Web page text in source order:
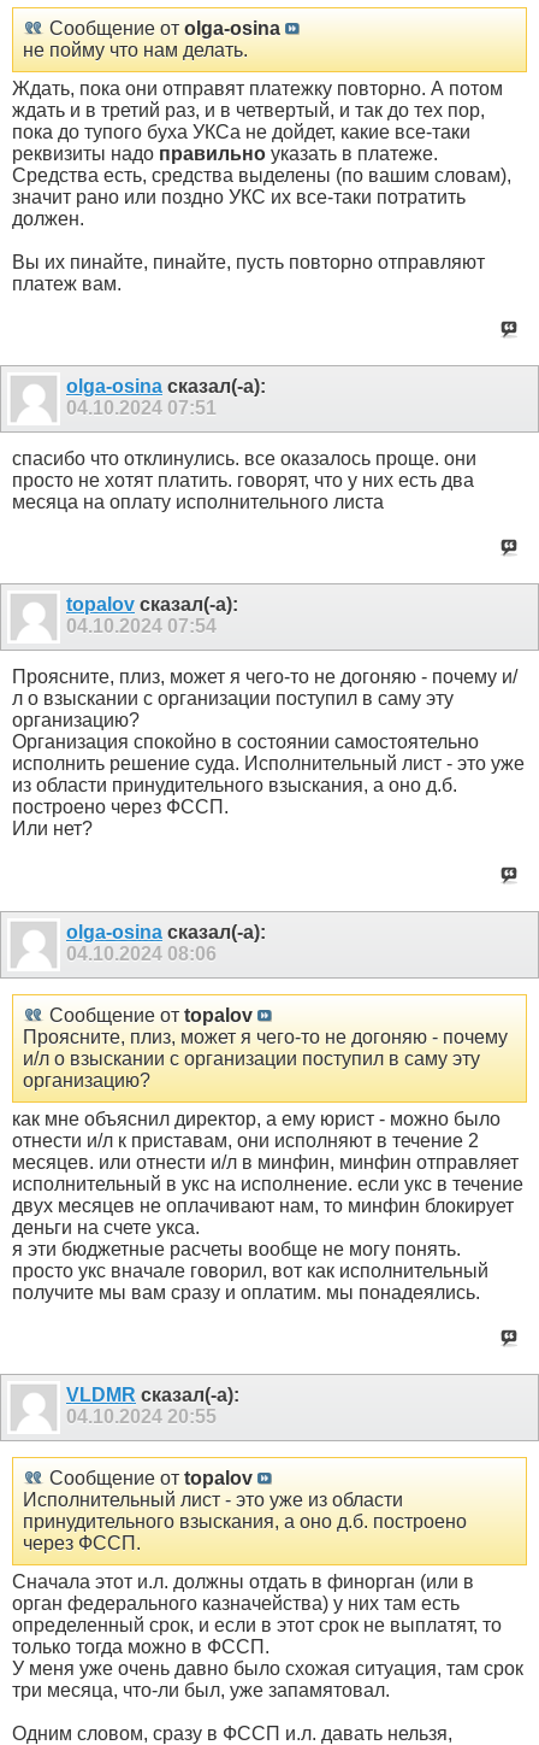
Сообщение от olga-osina
не пойму что нам делать.
Ждать, пока они отправят платежку повторно. А потом
ждать и в третий раз, и в четвертый, и так до тех пор,
пока до тупого буха УКСа не дойдет, какие все-таки
реквизиты надо правильно указать в платеже.
Средства есть, средства выделены (по вашим словам),
значит рано или поздно УКС их все-таки потратить
должен.
Вы их пинайте, пинайте, пусть повторно отправляют
платеж вам.
olga-osina сказал(-а):
04.10.2024 07:51
спасибо что отклинулись. все оказалось проще. они
просто не хотят платить. говорят, что у них есть два
месяца на оплату исполнительного листа
topalov сказал(-а):
04.10.2024 07:54
Проясните, плиз, может я чего-то не догоняю - почему и/
л о взыскании с организации поступил в саму эту
организацию?
Организация спокойно в состоянии самостоятельно
исполнить решение суда. Исполнительный лист - это уже
из области принудительного взыскания, а оно д.б.
построено через ФССП.
Или нет?
olga-osina сказал(-а):
04.10.2024 08:06
Сообщение от topalov
Проясните, плиз, может я чего-то не догоняю - почему
и/л о взыскании с организации поступил в саму эту
организацию?
как мне объяснил директор, а ему юрист - можно было
отнести и/л к приставам, они исполняют в течение 2
месяцев. или отнести и/л в минфин, минфин отправляет
исполнительный в укс на исполнение. если укс в течение
двух месяцев не оплачивают нам, то минфин блокирует
деньги на счете укса.
я эти бюджетные расчеты вообще не могу понять.
просто укс вначале говорил, вот как исполнительный
получите мы вам сразу и оплатим. мы понадеялись.
VLDMR сказал(-а):
04.10.2024 20:55
Сообщение от topalov
Исполнительный лист - это уже из области
принудительного взыскания, а оно д.б. построено
через ФССП.
Сначала этот и.л. должны отдать в финорган (или в
орган федерального казначейства) у них там есть
определенный срок, и если в этот срок не выплатят, то
только тогда можно в ФССП.
У меня уже очень давно было схожая ситуация, там срок
три месяца, что-ли был, уже запамятовал.
Одним словом, сразу в ФССП и.л. давать нельзя,